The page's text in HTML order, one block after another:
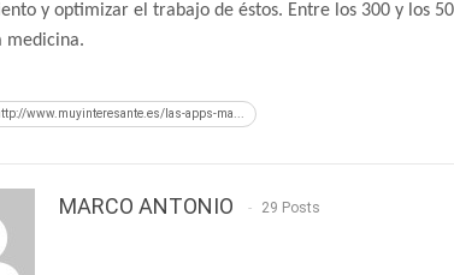
y optimizar el trabajo de éstos. Entre los 300 y los
medicina.
www.muyinteresante.es/las-apps-ma...
MARCO ANTONIO 29 Posts